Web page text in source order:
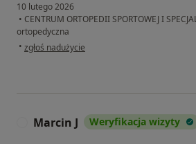
10 lutego 2026
• CENTRUM ORTOPEDII SPORTOWEJ I
ortopedyczna
• w opinii użytkownika Dariusz
zgłoś nadużycie
Marcin J Weryfikacja wizyty